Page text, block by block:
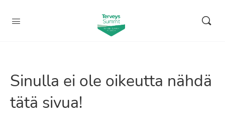
Sinulla ei ole oikeutta nähdä
tätä sivua!